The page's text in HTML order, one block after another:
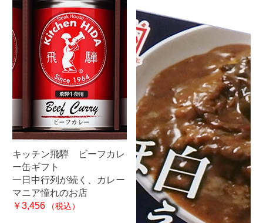
キッチン飛騨 ビーフカレ
ー缶ギフト
一日中行列が続く、カレー
マニア憧れのお店
￥3,456
（税込）